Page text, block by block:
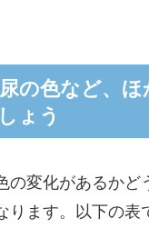
の色など、ほ
ょう
の変化があるかど
ります。以下の表